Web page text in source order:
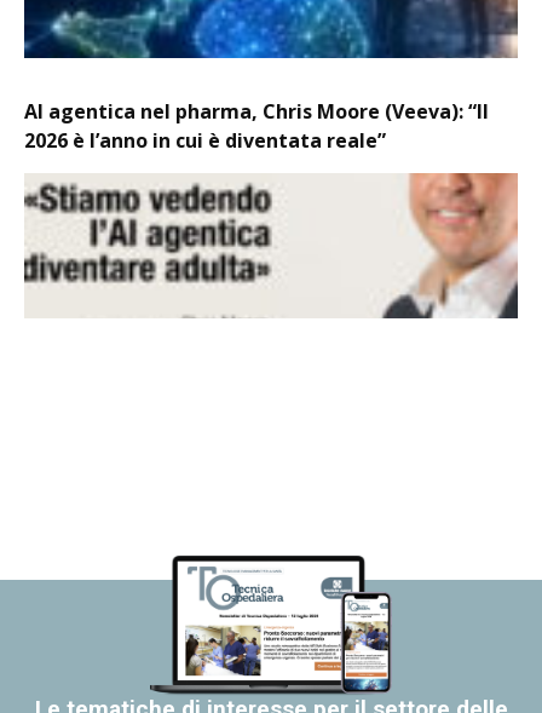
AI agentica nel pharma, Chris Moore (Veeva): “Il
2026 è l’anno in cui è diventata reale”